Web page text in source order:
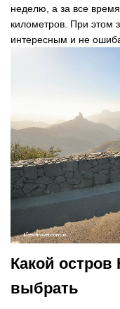
неделю, а за все
километров. При этом
интересным и не
Какой остров
выбрать